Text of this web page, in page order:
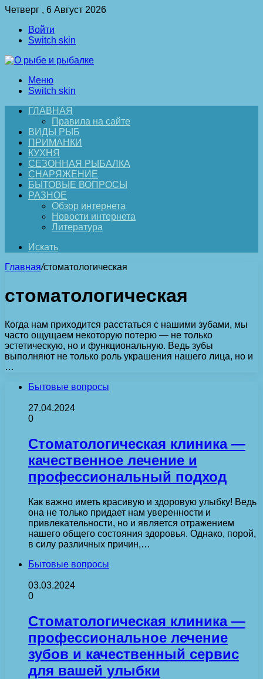
Четверг , 6 Август 2026
Войти
Switch skin
Меню
Switch skin
ГЛАВНАЯ
Правила на сайте
ВИДЫ РЫБ
ПРИМАНКИ
КУХНЯ
СЕЗОННАЯ РЫБАЛКА
СНАРЯЖЕНИЕ
БЫТОВЫЕ ВОПРОСЫ
РАЗНОЕ
Обзор интернета
Новости интернета
Литература
Искать
Главная/стоматологическая
стоматологическая
Когда нам приходится расстаться с нашими зубами, мы
часто ощущаем некоторую потерю — не только
эстетическую, но и функциональную. Ведь зубы
выполняют не только роль украшения нашего лица, но и
…
Бытовые вопросы
27.04.2024
0
Стоматологическая клиника —
качественное лечение и
профессиональный подход
Как важно иметь красивую и здоровую улыбку! Ведь
она не только придает нам уверенности и
привлекательности, но и является отражением
нашего общего состояния здоровья. Однако, порой,
в силу различных причин,…
Бытовые вопросы
03.03.2024
0
Стоматологическая клиника —
профессиональное лечение
зубов и качественный сервис
для вашей улыбки